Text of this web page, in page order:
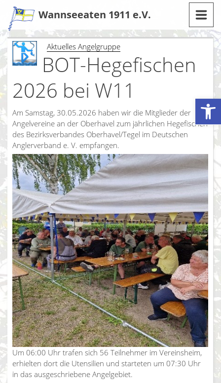
Werkzeugleiste öffnen
Zum
Inhalt
Wannseeaten 1911 e.V.
Aktuelles Angelgruppe
BOT-Hegefischen
2026 bei W11
Am Samstag, 30.05.2026 haben wir die Mitglieder der
Angelvereine an der Oberhavel zum jährlichen Hegefischen
des Bezirksverbandes Oberhavel/Tegel im Deutschen
Anglerverband e. V. empfangen.
Um 06:00 Uhr trafen sich 56 Teilnehmer im Vereinsheim,
erhielten dort die Utensilien und starteten um 07:30 Uhr
in das ausgeschriebene Angelgebiet.